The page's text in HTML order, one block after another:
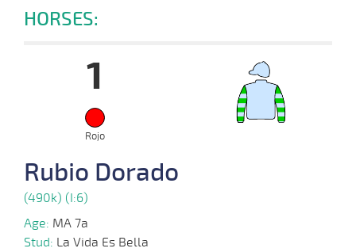
HORSES:
1
Rojo
Rubio Dorado
(490k) (I:6)
Age: MA 7a
Stud: La Vida Es Bella